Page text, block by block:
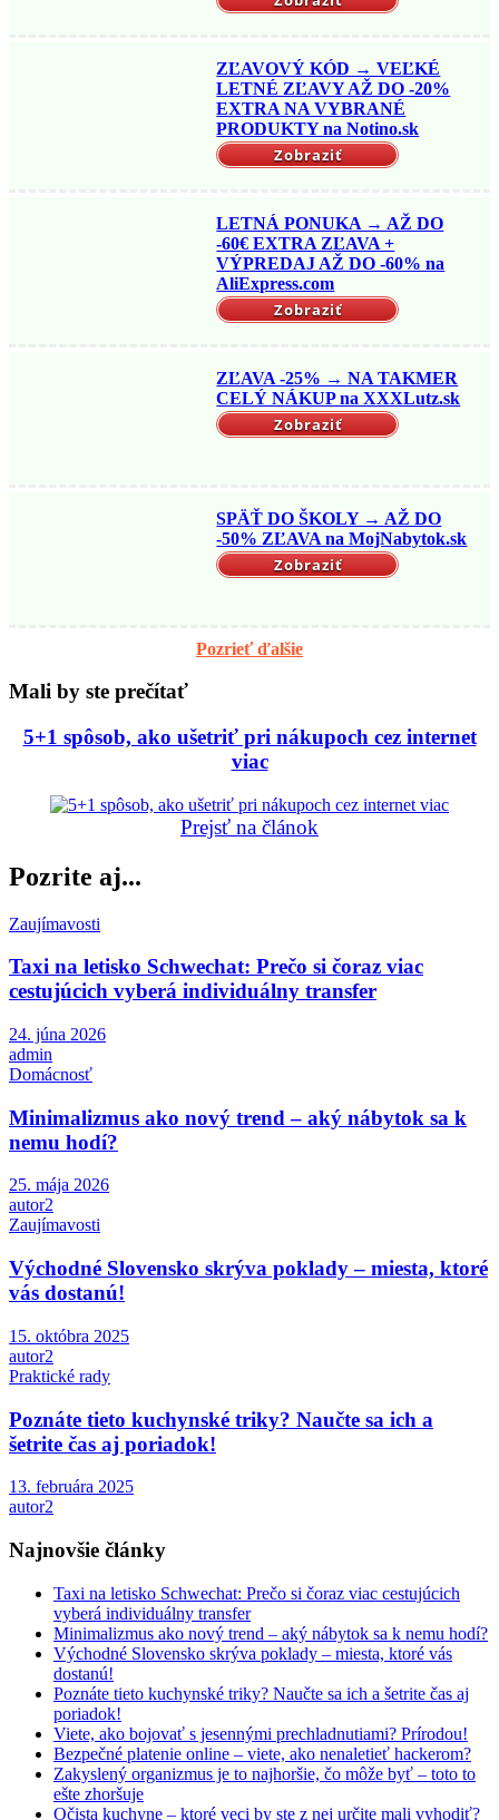
ZĽAVOVÝ KÓD → VEĽKÉ
LETNÉ ZĽAVY AŽ DO -20%
EXTRA NA VYBRANÉ
PRODUKTY na Notino.sk
Zobraziť
LETNÁ PONUKA → AŽ DO
-60€ EXTRA ZĽAVA +
VÝPREDAJ AŽ DO -60% na
AliExpress.com
Zobraziť
ZĽAVA -25% → NA TAKMER
CELÝ NÁKUP na XXXLutz.sk
Zobraziť
SPÄŤ DO ŠKOLY → AŽ DO
-50% ZĽAVA na MojNabytok.sk
Zobraziť
Pozrieť ďalšie
Mali by ste prečítať
5+1 spôsob, ako ušetriť pri nákupoch cez internet
viac
Prejsť na článok
Pozrite aj...
Zaujímavosti
Taxi na letisko Schwechat: Prečo si čoraz viac
cestujúcich vyberá individuálny transfer
24. júna 2026
admin
Domácnosť
Minimalizmus ako nový trend – aký nábytok sa k
nemu hodí?
25. mája 2026
autor2
Zaujímavosti
Východné Slovensko skrýva poklady – miesta, ktoré
vás dostanú!
15. októbra 2025
autor2
Praktické rady
Poznáte tieto kuchynské triky? Naučte sa ich a
šetrite čas aj poriadok!
13. februára 2025
autor2
Najnovšie články
Taxi na letisko Schwechat: Prečo si čoraz viac cestujúcich
vyberá individuálny transfer
Minimalizmus ako nový trend – aký nábytok sa k nemu hodí?
Východné Slovensko skrýva poklady – miesta, ktoré vás
dostanú!
Poznáte tieto kuchynské triky? Naučte sa ich a šetrite čas aj
poriadok!
Viete, ako bojovať s jesennými prechladnutiami? Prírodou!
Bezpečné platenie online – viete, ako nenaletieť hackerom?
Zakyslený organizmus je to najhoršie, čo môže byť – toto to
ešte zhoršuje
Očista kuchyne – ktoré veci by ste z nej určite mali vyhodiť?